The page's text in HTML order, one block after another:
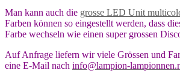
Man kann auch die grosse LED Unit
Farben können so eingestellt werden, dass
Farbe wechseln wie einen super grossen
Auf Anfrage liefern wir viele Grössen und
eine E-Mail nach info@lampion-